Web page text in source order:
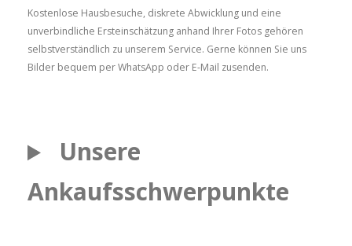
Kostenlose Hausbesuche, diskrete Abwicklung und eine
unverbindliche Ersteinschätzung anhand Ihrer Fotos gehören
selbstverständlich zu unserem Service. Gerne können Sie uns
Bilder bequem per WhatsApp oder E-Mail zusenden.
Unsere
Ankaufsschwerpunkte